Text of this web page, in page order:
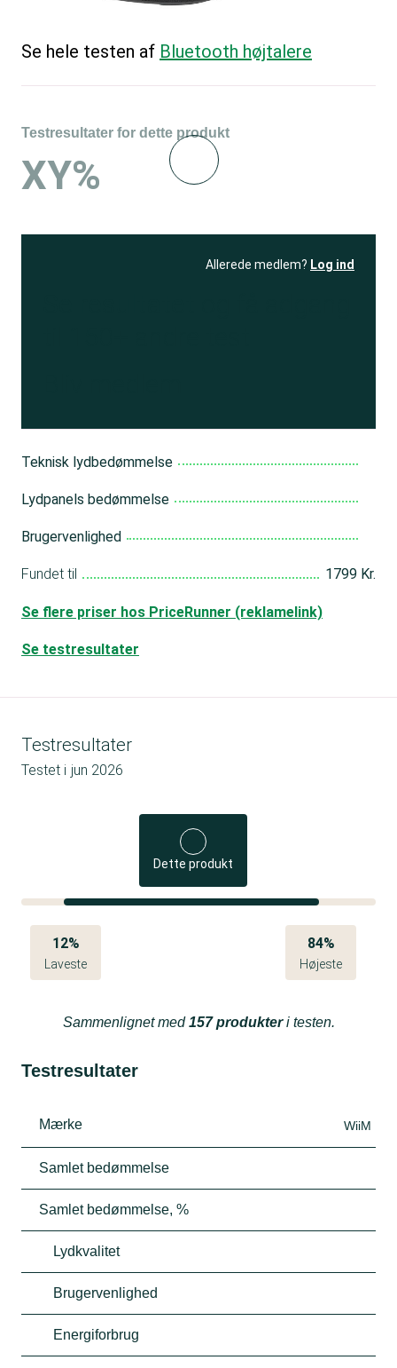
Se hele testen af Bluetooth højtalere
Testresultater for dette produkt
XY%
Allerede medlem? Log ind
Teknisk lydbedømmelse
Lydpanels bedømmelse
Brugervenlighed
Fundet til 1799 Kr.
Se flere priser hos PriceRunner (reklamelink)
Se testresultater
Testresultater
Testet i jun 2026
Dette produkt
12%
Laveste
84%
Højeste
Sammenlignet med157 produkteri testen.
Testresultater
Mærke WiiM
Samlet bedømmelse
Samlet bedømmelse, %
Lydkvalitet
Brugervenlighed
Energiforbrug